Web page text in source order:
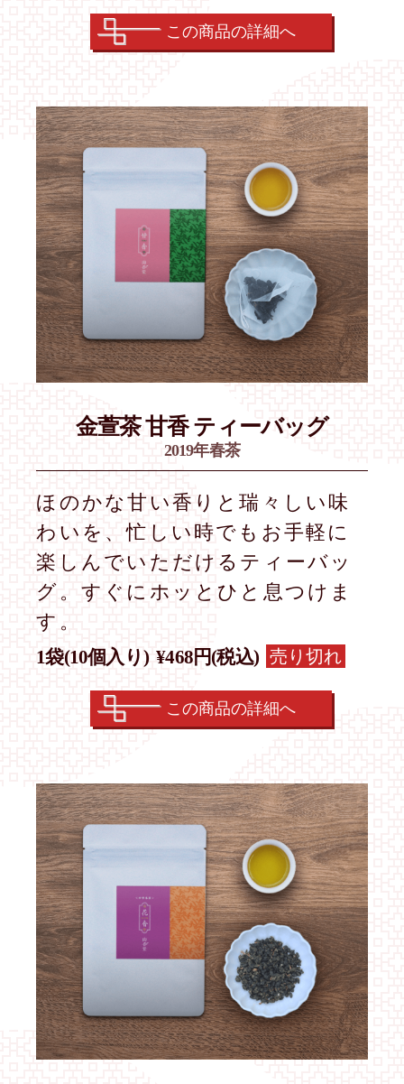
この商品の詳細へ
金萱茶甘香 ティーバッグ
2019年春茶
ほのかな甘い香りと瑞々しい味
わいを、忙しい時でもお手軽に
楽しんでいただけるティーバッ
グ。すぐにホッとひと息つけま
す。
1袋(10個入り) ¥468円(税込) 売り切れ
この商品の詳細へ